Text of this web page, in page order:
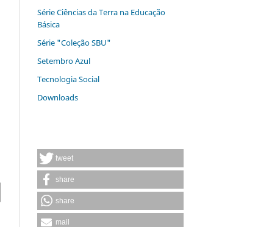
Série Ciências da Terra na Educação
Básica
Série "Coleção SBU"
Setembro Azul
Tecnologia Social
Downloads
tweet
share
share
mail